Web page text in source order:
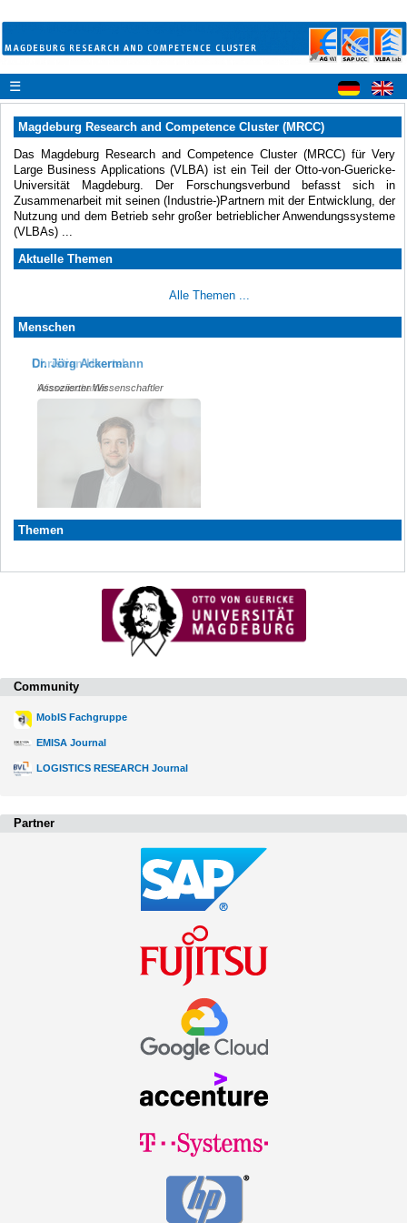
☰
Magdeburg Research and Competence Cluster (MRCC)
Das Magdeburg Research and Competence Cluster (MRCC) für Very
Large Business Applications (VLBA) ist ein Teil der Otto-von-Guericke-
Universität Magdeburg. Der Forschungsverbund befasst sich in
Zusammenarbeit mit seinen (Industrie-)Partnern mit der Entwicklung, der
Nutzung und dem Betrieb sehr großer betrieblicher Anwendungssysteme
(VLBAs) ...
Aktuelle Themen
Alle Themen ...
Menschen
Christian Haertel
Wissenschaftler
Dr. Jörg Ackermann
Assoziierter Wissenschaftler
Themen
Community
MobIS Fachgruppe
EMISA Journal
LOGISTICS RESEARCH Journal
Partner